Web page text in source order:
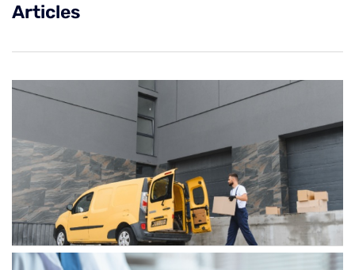
Articles